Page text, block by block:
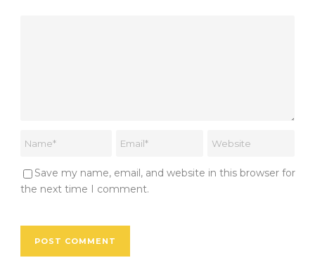
Save my name, email, and website in this browser for
the next time I comment.